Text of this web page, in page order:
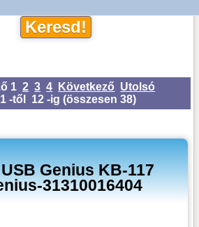
1 2 3 4 Következő Utolsó
-től 12 -ig (összesen 38)
Genius KB-117
31310016404